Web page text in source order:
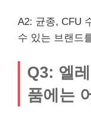
A2: 균종, CFU
수 있는 브랜드
Q3: 엘
품에는